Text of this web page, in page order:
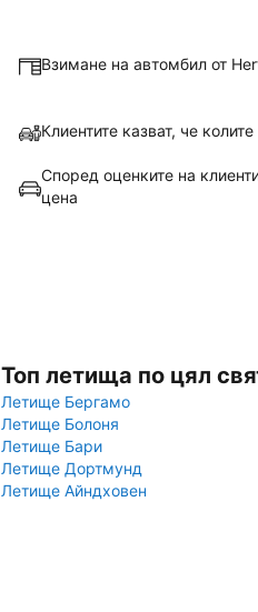
Взимане на автомбил от
Клиентите казват, че
Според оценките на
цена
Топ летища по цял
Летище Бергамо
Летище Болоня
Летище Бари
Летище Дортмунд
Летище Айндховен